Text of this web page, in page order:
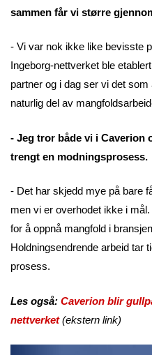
sammen får vi større
- Vi var nok ikke like bevisste
Ingeborg-nettverket ble
partner og i dag ser vi det
naturlig del av
- Jeg tror både vi i Caverion
trengt en modningsprosess.
- Det har skjedd mye på bare
men vi er overhodet ikke i
for å oppnå mangfold i
Holdningsendrende arbeid tar
prosess.
Les også: Caverion blir
nettverket (ekstern link)